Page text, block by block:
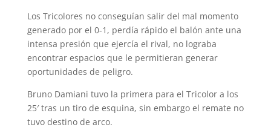
Los Tricolores no conseguían salir del mal momento
generado por el 0-1, perdía rápido el balón ante una
intensa presión que ejercía el rival, no lograba
encontrar espacios que le permitieran generar
oportunidades de peligro.
Bruno Damiani tuvo la primera para el Tricolor a los
25′ tras un tiro de esquina, sin embargo el remate no
tuvo destino de arco.